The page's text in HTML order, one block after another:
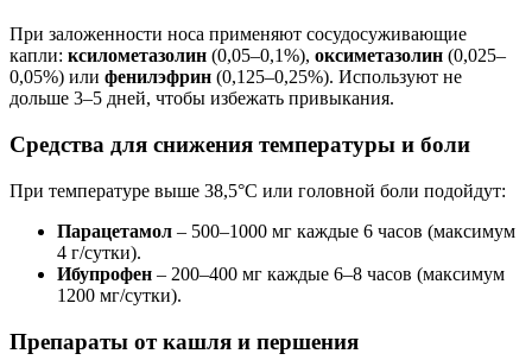
При заложенности носа применяют сосудосуживающие
капли: ксилометазолин (0,05–0,1%), оксиметазолин (0,025–
0,05%) или фенилэфрин (0,125–0,25%). Используют не
дольше 3–5 дней, чтобы избежать привыкания.
Средства для снижения температуры и боли
При температуре выше 38,5°C или головной боли подойдут:
Парацетамол – 500–1000 мг каждые 6 часов (максимум
4 г/сутки).
Ибупрофен – 200–400 мг каждые 6–8 часов (максимум
1200 мг/сутки).
Препараты от кашля и першения